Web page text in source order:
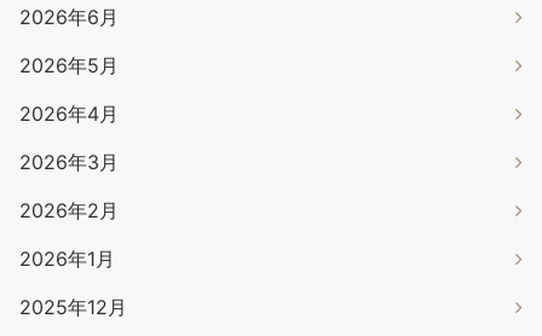
2026年6月
2026年5月
2026年4月
2026年3月
2026年2月
2026年1月
2025年12月